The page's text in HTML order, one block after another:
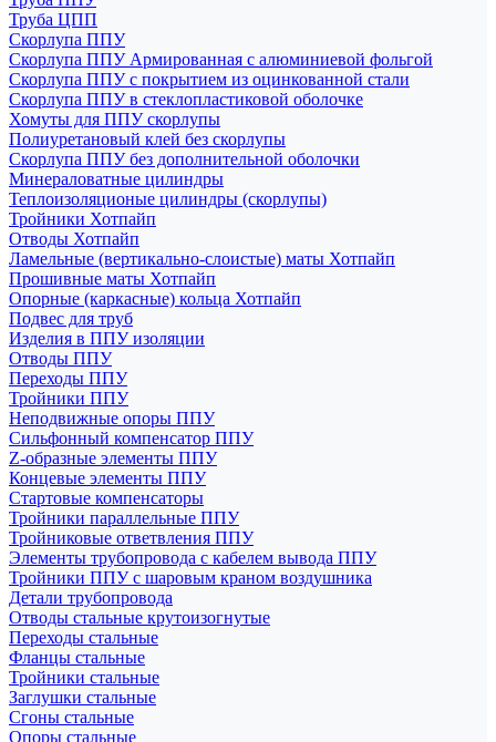
Труба ЦПП
Скорлупа ППУ
Скорлупа ППУ Армированная с алюминиевой фольгой
Скорлупа ППУ с покрытием из оцинкованной стали
Скорлупа ППУ в стеклопластиковой оболочке
Хомуты для ППУ скорлупы
Полиуретановый клей без скорлупы
Скорлупа ППУ без дополнительной оболочки
Минераловатные цилиндры
Теплоизоляционые цилиндры (скорлупы)
Тройники Хотпайп
Отводы Хотпайп
Ламельные (вертикально-слоистые) маты Хотпайп
Прошивные маты Хотпайп
Опорные (каркасные) кольца Хотпайп
Подвес для труб
Изделия в ППУ изоляции
Отводы ППУ
Переходы ППУ
Тройники ППУ
Неподвижные опоры ППУ
Cильфонный компенсатор ППУ
Z-образные элементы ППУ
Концевые элементы ППУ
Стартовые компенсаторы
Тройники параллельные ППУ
Тройниковые ответвления ППУ
Элементы трубопровода с кабелем вывода ППУ
Тройники ППУ с шаровым краном воздушника
Детали трубопровода
Отводы стальные крутоизогнутые
Переходы стальные
Фланцы стальные
Тройники стальные
Заглушки стальные
Сгоны стальные
Опоры стальные